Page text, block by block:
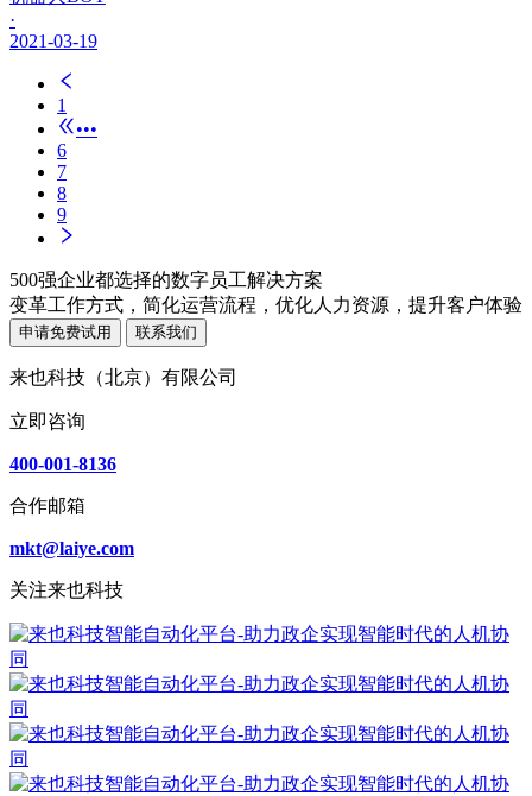
·
2021-03-19
1
•••
6
7
8
9
500强企业都选择的数字员工解决方案
变革工作方式，简化运营流程，优化人力资源，提升客户体验
申请免费试用 联系我们
来也科技（北京）有限公司
立即咨询
400-001-8136
合作邮箱
mkt@laiye.com
关注来也科技